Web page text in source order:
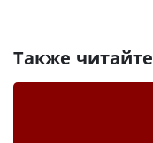
Также читайте